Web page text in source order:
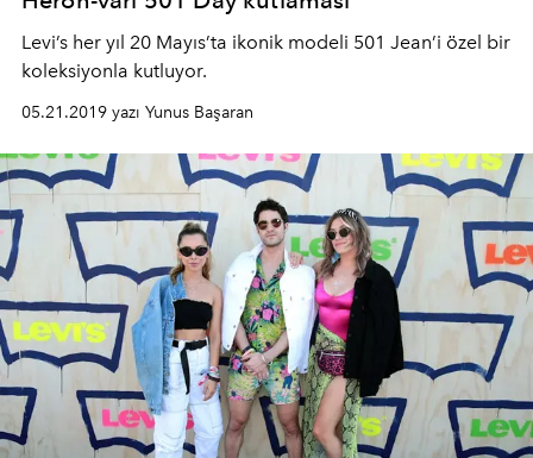
Levi’s her yıl 20 Mayıs’ta ikonik modeli 501 Jean’i özel bir
koleksiyonla kutluyor.
05.21.2019 yazı Yunus Başaran